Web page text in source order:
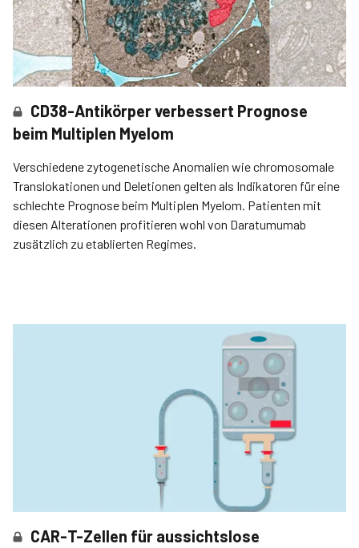
CD38-Antikörper verbessert Prognose
beim Multiplen Myelom
Verschiedene zytogenetische Anomalien wie chromosomale
Translokationen und Deletionen gelten als Indikatoren für eine
schlechte Prognose beim Multiplen Myelom. Patienten mit
diesen Alterationen profitieren wohl von Daratumumab
zusätzlich zu etablierten Regimes.
CAR-T-Zellen für aussichtslose